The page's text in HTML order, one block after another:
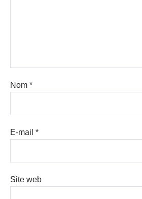
Nom *
E-mail *
Site web